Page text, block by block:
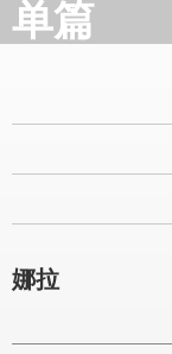
单篇
娜拉